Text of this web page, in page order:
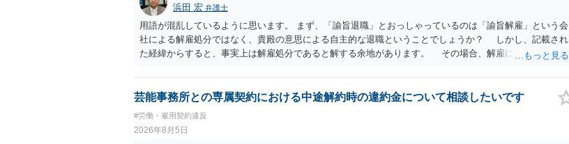
浜田 宏 弁護士
用語が混乱しているように思います。 まず、「諭旨退職」とおっしゃっているのは「諭旨解雇」という会
社による解雇処分ではなく、貴殿の意思による自主的な退職ということでしょうか？ しかし、記載され
た経緯からすると、事実上は解雇処分であると解する余地があります。 その場合、解雇には客観的で合
結局、貴殿のネット炎上の内容や原因、勤務先に与えた影響などを具体的に検討しなければ、何とも申
し上げることができません。また、育児休業法関係の問題もあるかもしれません。 ある程度労働法に関
芸能事務所との専属契約における中途解約時の違約金について相談したいです
#労働・雇用契約違反
2026年8月5日